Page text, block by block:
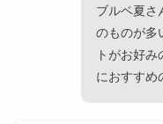
ブルベ夏さ
のものが多
トがお好
におすすめ